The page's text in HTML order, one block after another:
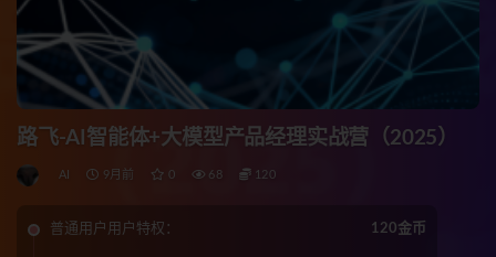
路飞-AI智能体+大模型产品经理实战营（2025）
AI 9月前 0 68 120
普通用户用户特权： 120金币